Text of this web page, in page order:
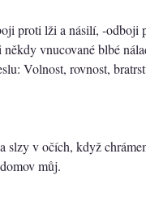
proti lži a násilí, -odboji
vnucované blbé
Volnost, rovnost,
slzy v očích, když
můj.